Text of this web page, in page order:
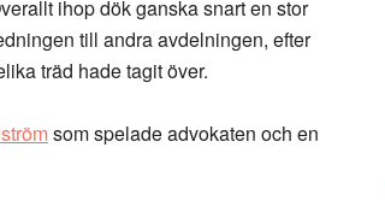
ihop dök ganska snart en stor
till andra avdelningen, efter
träd hade tagit över.
som spelade advokaten och en